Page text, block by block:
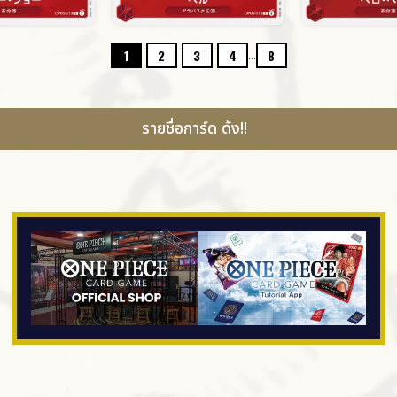
1 2 3 4 ... 8
รายชื่อการ์ด ด้ง!!